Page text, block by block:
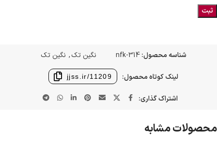
شناسه محصول:nfk-314 نگین تک, نگین تک
لینک کوتاه محصول: jjss.ir/11209
اشتراک گذاری:
محصولات مشابه